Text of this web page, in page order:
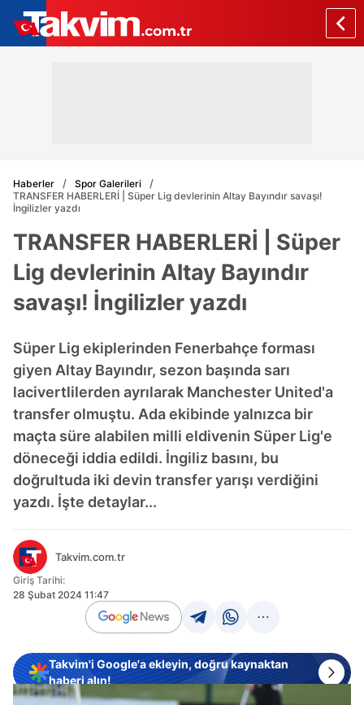
Haberler
Spor Galerileri
TRANSFER HABERLERİ | Süper Lig devlerinin Altay Bayındır savaşı!
İngilizler yazdı
TRANSFER HABERLERİ | Süper
Lig devlerinin Altay Bayındır
savaşı! İngilizler yazdı
Süper Lig ekiplerinden Fenerbahçe forması
giyen Altay Bayındır, sezon başında sarı
lacivertlilerden ayrılarak Manchester United'a
transfer olmuştu. Ada ekibinde yalnızca bir
maçta süre alabilen milli eldivenin Süper Lig'e
döneceği iddia edildi. İngiliz basını, bu
doğrultuda iki devin transfer yarışı verdiğini
yazdı. İşte detaylar...
Takvim.com.tr
Giriş Tarihi:
28 Şubat 2024 11:47
Takvim'i Google'a ekleyin, doğru kaynaktan
haberi alın!